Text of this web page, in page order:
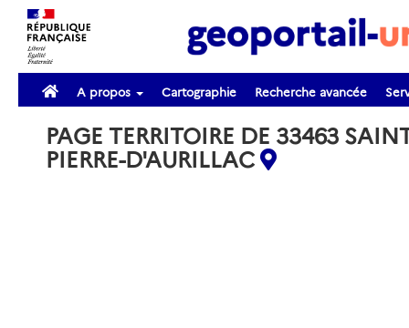
A propos Cartographie Recherche avancée
PAGE TERRITOIRE DE 33463
PIERRE-D'AURILLAC